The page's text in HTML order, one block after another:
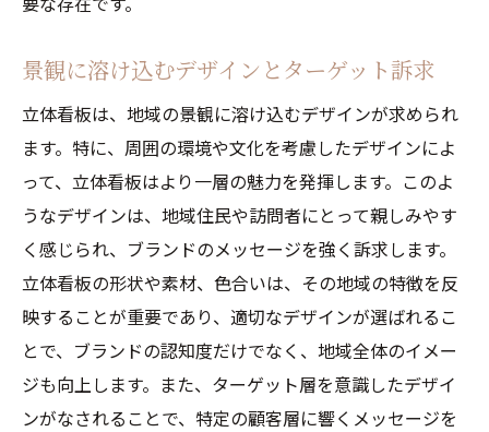
景観に溶け込むデザインとターゲット訴求
立体看板は、地域の景観に溶け込むデザインが求められ
ます。特に、周囲の環境や文化を考慮したデザインによ
って、立体看板はより一層の魅力を発揮します。このよ
うなデザインは、地域住民や訪問者にとって親しみやす
く感じられ、ブランドのメッセージを強く訴求します。
立体看板の形状や素材、色合いは、その地域の特徴を反
映することが重要であり、適切なデザインが選ばれるこ
とで、ブランドの認知度だけでなく、地域全体のイメー
ジも向上します。また、ターゲット層を意識したデザイ
ンがなされることで、特定の顧客層に響くメッセージを